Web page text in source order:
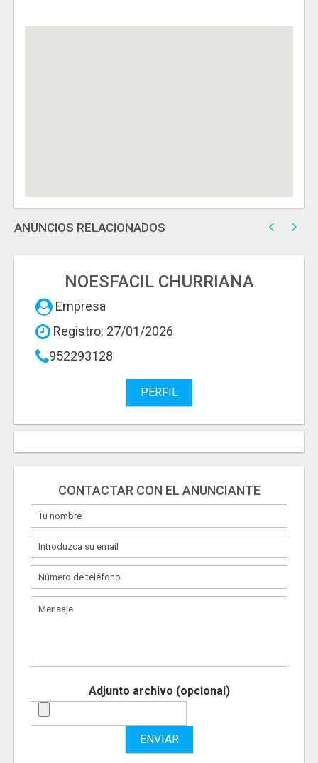
ANUNCIOS RELACIONADOS
NOESFACIL CHURRIANA
Empresa
Registro: 27/01/2026
952293128
PERFIL
CONTACTAR CON EL ANUNCIANTE
Adjunto archivo (opcional)
ENVIAR